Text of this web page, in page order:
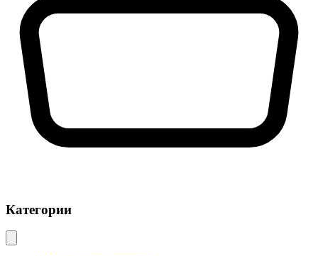
Категории